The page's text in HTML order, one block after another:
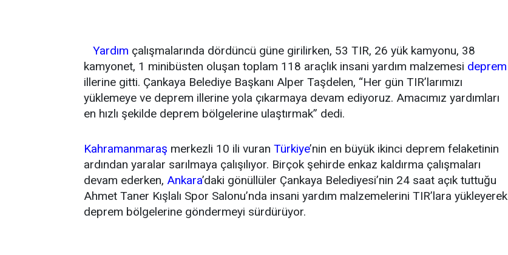
Yardım çalışmalarında dördüncü güne girilirken, 53 TIR, 26 yük kamyonu, 38
kamyonet, 1 minibüsten oluşan toplam 118 araçlık insani yardım malzemesi deprem
illerine gitti. Çankaya Belediye Başkanı Alper Taşdelen, “Her gün TIR’larımızı
yüklemeye ve deprem illerine yola çıkarmaya devam ediyoruz. Amacımız yardımları
en hızlı şekilde deprem bölgelerine ulaştırmak” dedi.
Kahramanmaraş merkezli 10 ili vuran Türkiye’nin en büyük ikinci deprem felaketinin
ardından yaralar sarılmaya çalışılıyor. Birçok şehirde enkaz kaldırma çalışmaları
devam ederken, Ankara’daki gönüllüler Çankaya Belediyesi’nin 24 saat açık tuttuğu
Ahmet Taner Kışlalı Spor Salonu’nda insani yardım malzemelerini TIR’lara yükleyerek
deprem bölgelerine göndermeyi sürdürüyor.